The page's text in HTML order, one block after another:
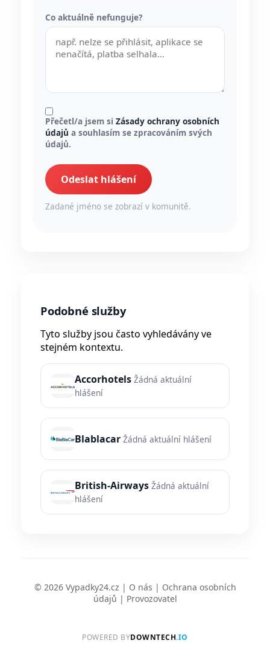
Co aktuálně nefunguje?
Přečetl/a jsem si Zásady ochrany osobních
údajů a souhlasím se zpracováním svých
údajů.
Odeslat hlášení
Zadané jméno se zobrazí v komunitě.
Podobné služby
Tyto služby jsou často vyhledávány ve
stejném kontextu.
Accorhotels Žádná aktuální
hlášení
Blablacar Žádná aktuální hlášení
British-Airways Žádná aktuální
hlášení
© 2026 Vypadky24.cz | O nás | Ochrana osobních
údajů | Provozovatel
POWERED BYDOWNTECH.IO